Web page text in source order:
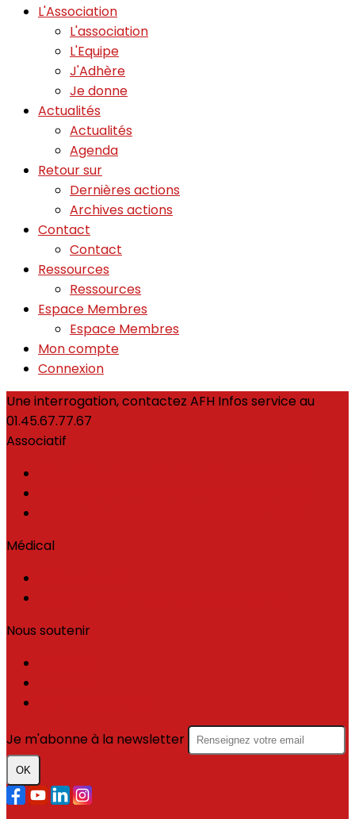
L'Association
L'association
L'Equipe
J'Adhère
Je donne
Actualités
Actualités
Agenda
Retour sur
Dernières actions
Archives actions
Contact
Contact
Ressources
Ressources
Espace Membres
Espace Membres
Mon compte
Connexion
Une interrogation, contactez AFH Infos service au
01.45.67.77.67
Associatif
Médical
Nous soutenir
Je m'abonne à la newsletter
OK